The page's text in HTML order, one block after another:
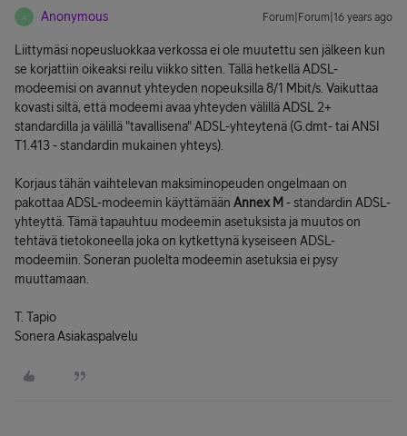
A Anonymous Forum|Forum|16 years ago
Liittymäsi nopeusluokkaa verkossa ei ole muutettu sen jälkeen kun
se korjattiin oikeaksi reilu viikko sitten. Tällä hetkellä ADSL-
modeemisi on avannut yhteyden nopeuksilla 8/1 Mbit/s. Vaikuttaa
kovasti siltä, että modeemi avaa yhteyden välillä ADSL 2+
standardilla ja välillä "tavallisena" ADSL-yhteytenä (G.dmt- tai ANSI
T1.413 - standardin mukainen yhteys).
Korjaus tähän vaihtelevan maksiminopeuden ongelmaan on
pakottaa ADSL-modeemin käyttämään Annex M - standardin ADSL-
yhteyttä. Tämä tapauhtuu modeemin asetuksista ja muutos on
tehtävä tietokoneella joka on kytkettynä kyseiseen ADSL-
modeemiin. Soneran puolelta modeemin asetuksia ei pysy
muuttamaan.
T. Tapio
Sonera Asiakaspalvelu